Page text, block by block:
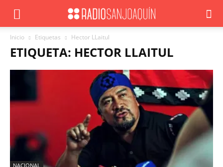
Inicio Etiquetas Hector LLaitul
ETIQUETA: HECTOR LLAITUL
NACIONAL